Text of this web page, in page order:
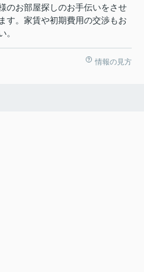
のお部屋探しのお手伝いをさせ
す。家賃や初期費用の交渉もお
。
情報の見方